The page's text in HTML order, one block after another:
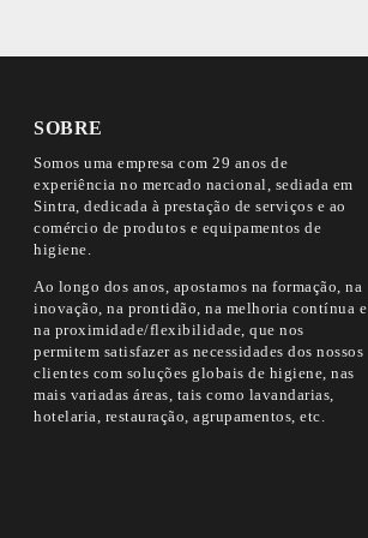
SOBRE
Somos uma empresa com 29 anos de
experiência no mercado nacional, sediada em
Sintra, dedicada à prestação de serviços e ao
comércio de produtos e equipamentos de
higiene.
Ao longo dos anos, apostamos na formação, na
inovação, na prontidão, na melhoria contínua e
na proximidade/flexibilidade, que nos
permitem satisfazer as necessidades dos nossos
clientes com soluções globais de higiene, nas
mais variadas áreas, tais como lavandarias,
hotelaria, restauração, agrupamentos, etc.